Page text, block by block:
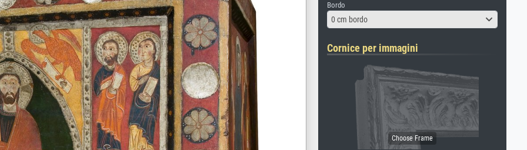
Bordo
0 cm bordo
Cornice per immagini